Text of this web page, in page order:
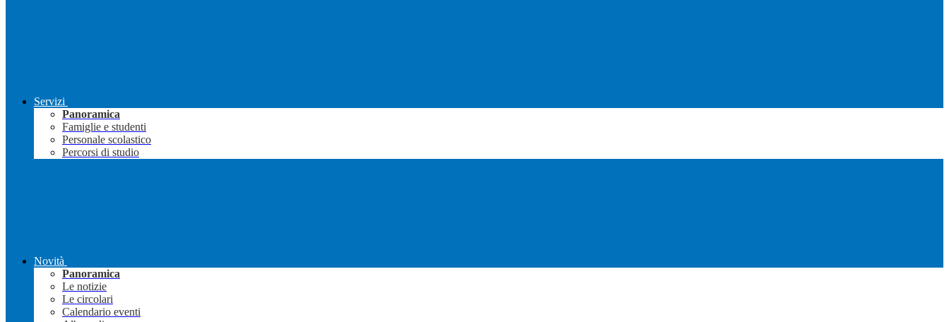
Servizi
Panoramica
Famiglie e studenti
Personale scolastico
Percorsi di studio
Novità
Panoramica
Le notizie
Le circolari
Calendario eventi